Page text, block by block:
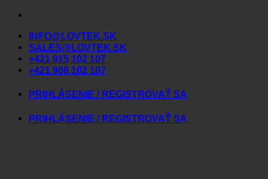
Skip
contentINFO@LOVTEK.SK
SALES@LOVTEK.SK
+421 915 102 107
+421 908 102 107
PRIHLÁSENIE / REGISTROVAŤ SA
PRIHLÁSENIE / REGISTROVAŤ SA